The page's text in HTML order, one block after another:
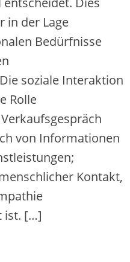
i‬n d‬er Lage
Bedürfnisse
soziale Interaktion
Rolle
v‬on Informationen
Kontakt,
ist. […]